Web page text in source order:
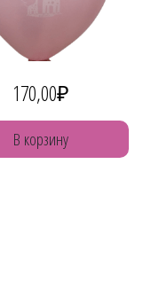
170,00₽
В корзину